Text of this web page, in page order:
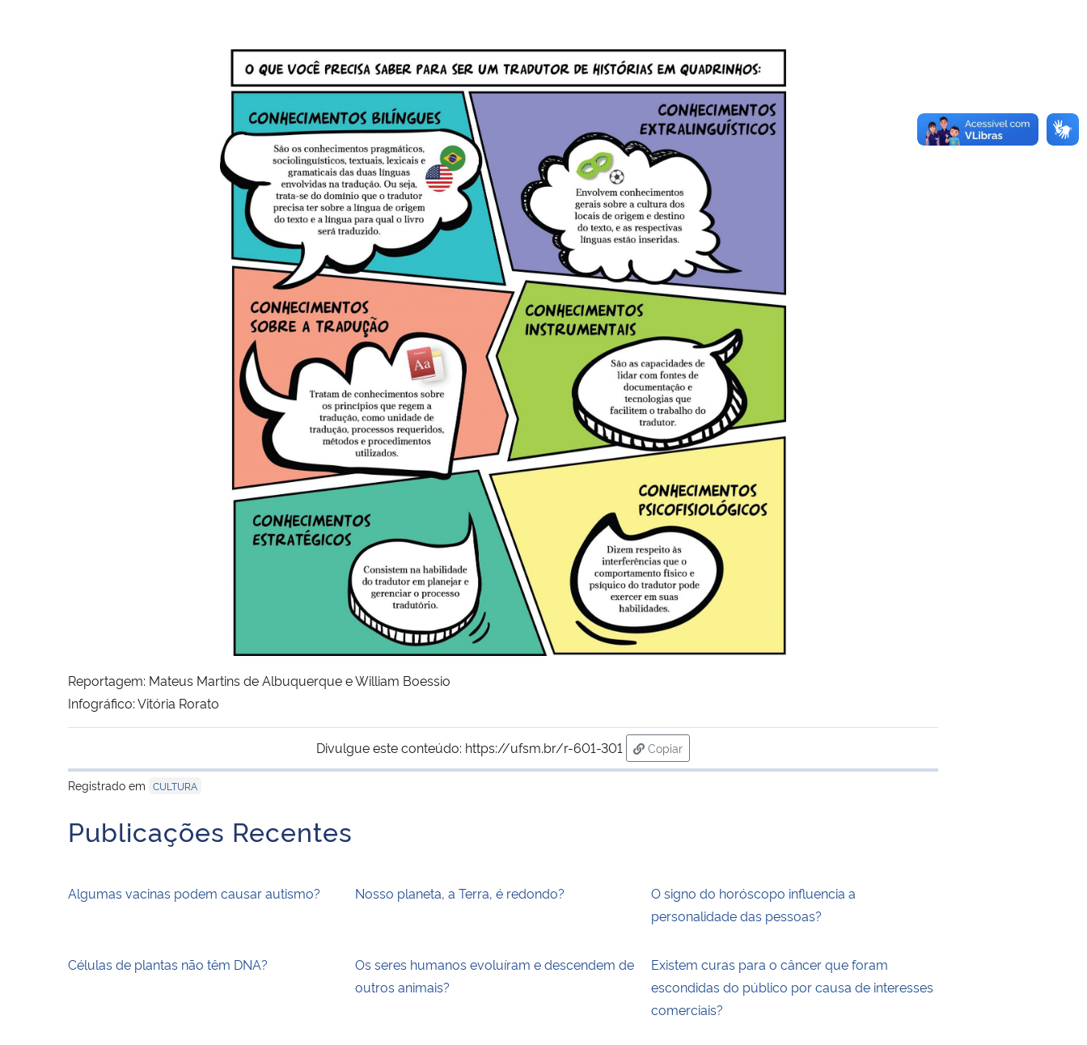
Reportagem: Mateus Martins de Albuquerque e William Boessio
Infográfico: Vitória Rorato
Divulgue este conteúdo: https://ufsm.br/r-601-301
Copiar
para área de transferência
Registrado em CULTURA
Publicações Recentes
Algumas vacinas podem causar autismo? Nosso planeta, a Terra, é redondo?
O signo do horóscopo influencia a
personalidade das pessoas?
Células de plantas não têm DNA?
Os seres humanos evoluíram e descendem de
outros animais?
Existem curas para o câncer que foram
escondidas do público por causa de interesses
comerciais?